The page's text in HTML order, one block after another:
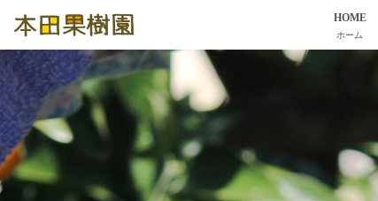
HOME
ホーム